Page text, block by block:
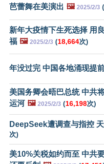
芭蕾舞在美演出 🖼️ 2025/2/3 (
新年大疫情下生死选择 用
福 🖼️ 2025/2/3 (18,664次)
年没过完 中国各地涌现提
美国务卿会晤巴总统 中共
运河 🖼️ 2025/2/3 (16,198次)
DeepSeek遭调查与指控
次)
美10%关税如约而至 中共